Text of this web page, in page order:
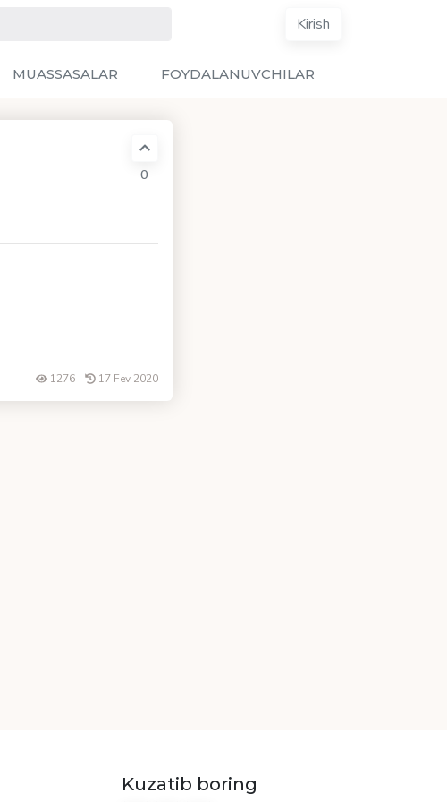
Kirish
MUASSASALAR FOYDALANUVCHILAR
0
1276 17 Fev 2020
Kuzatib boring